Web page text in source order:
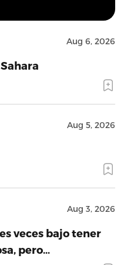
Aug 6, 2026
Aug 5, 2026
Aug 3, 2026
veces bajo tener
pero…